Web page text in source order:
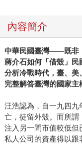
內容簡介
中華民國臺灣――既非
蔣介石如何「借殼」民
分析冷戰時代，臺、美
完整解答臺灣的國家主
汪浩認為，自一九四
亡，徒留外殼。而所
注入另一間市值較低但
私人公司的資產得以跟